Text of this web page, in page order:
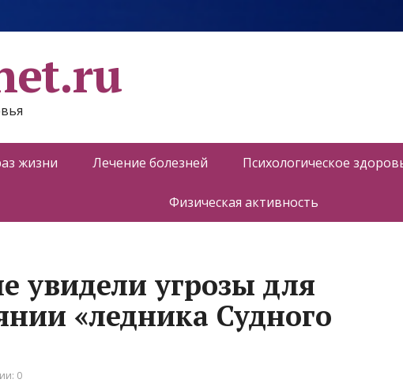
жизни Лечение болезней Психологическое
Физическая активность
увидели угрозы для
«ледника Судного
0